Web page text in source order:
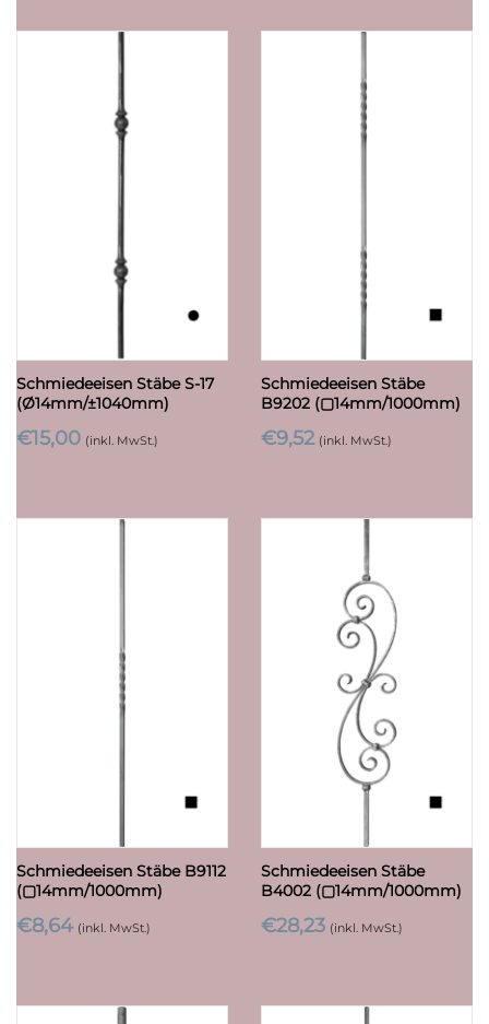
Schmiedeeisen Stäbe S-17
(Ø14mm/±1040mm)
€15,00 (inkl. MwSt.)
Schmiedeeisen Stäbe
B9202 (▢14mm/1000mm)
€9,52 (inkl. MwSt.)
Schmiedeeisen Stäbe B9112
(▢14mm/1000mm)
€8,64 (inkl. MwSt.)
Schmiedeeisen Stäbe
B4002 (▢14mm/1000mm)
€28,23 (inkl. MwSt.)